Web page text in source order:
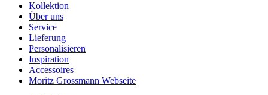
Kollektion
Über uns
Service
Lieferung
Personalisieren
Inspiration
Accessoires
Moritz Grossmann Webseite